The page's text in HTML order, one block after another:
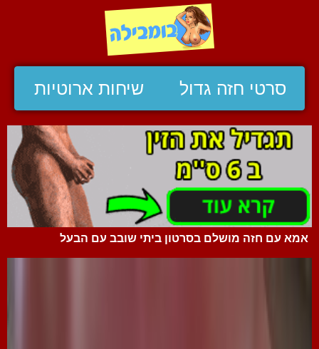
סרטי חזה גדול שיחות ארוטיות
אמא עם חזה מושלם בסרטון ביתי שובב עם הבעל